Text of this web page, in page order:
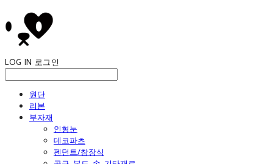
LOG IN 로그인
원단
리본
부자재
인형눈
데코파츠
펜던트/참장식